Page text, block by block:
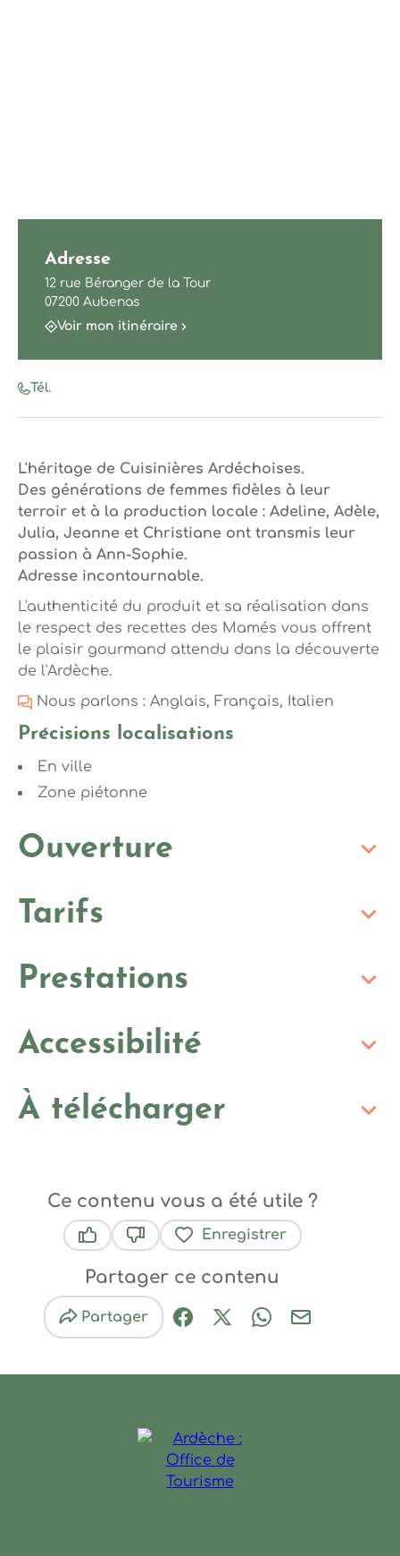
L'héritage de Cuisinières Ardéchoises.
Des générations de femmes fidèles à leur
terroir et à la production locale : Adeline, Adèle,
Julia, Jeanne et Christiane ont transmis leur
passion à Ann-Sophie.
Adresse incontournable.
L'authenticité du produit et sa réalisation dans
le respect des recettes des Mamés vous offrent
le plaisir gourmand attendu dans la découverte
de l'Ardèche.
Nous parlons : Anglais, Français, Italien
Précisions localisations
En ville
Zone piétonne
Ouverture
Tarifs
Prestations
Accessibilité
À télécharger
Adresse
12 rue Béranger de la Tour
07200 Aubenas
Voir mon itinéraire
Tél.
Ce contenu vous a été utile ?
Enregistrer
Partager ce contenu
Partager
Partager sur Facebook
Partager sur X / Twitter
Partager sur
Partager par